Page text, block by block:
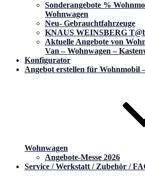
Sonderangebote %
Wohnwagen
Neu- Gebrauchtfahrzeuge
KNAUS WEINSBERG
Aktuelle Angebote von
Van – Wohnwagen –
Konfigurator
Angebot erstellen für Wohnmobil
Wohnwagen
Angebote-Messe 2026
Service / Werkstatt / Zubehör /